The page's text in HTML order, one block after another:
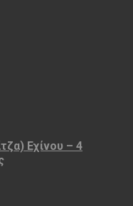
Εχίνου – 4